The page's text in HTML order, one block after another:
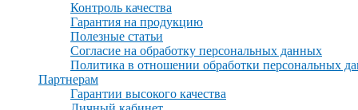
Контроль качества
Гарантия на продукцию
Полезные статьи
Согласие на обработку персональных данных
Политика в отношении обработки персональных
Партнерам
Гарантии высокого качества